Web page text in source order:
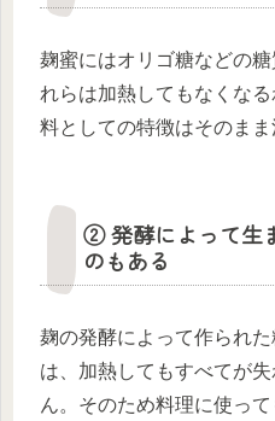
麹蜜にはオリゴ糖などの
れらは加熱してもなくな
料としての特徴はそのまま
② 発酵によって生
のもある
麹の発酵によって作られ
は、加熱してもすべてが
ん。そのため料理に使っ